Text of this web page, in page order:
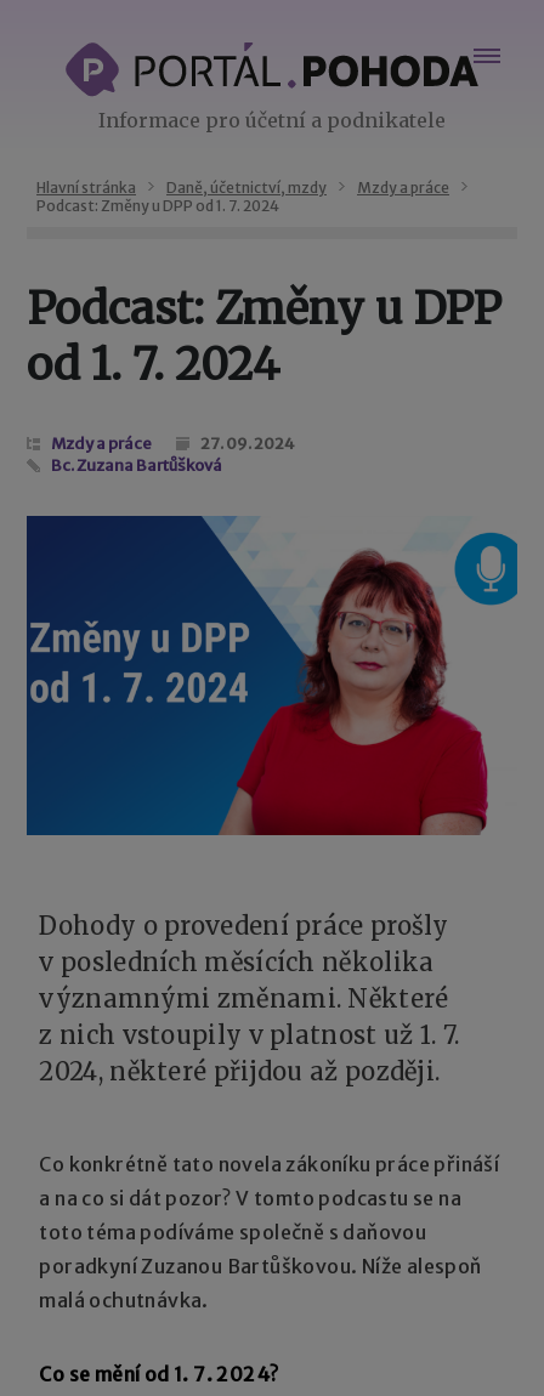
Informace pro účetní a podnikatele
Hlavní stránka Daně, účetnictví, mzdy
Mzdy a práce
Podcast: Změny u DPP od 1. 7. 2024
Podcast: Změny u DPP
od 1. 7. 2024
Mzdy a práce
27. 09. 2024
Bc. Zuzana Bartůšková
Dohody o provedení práce prošly
v posledních měsících několika
významnými změnami. Některé
z nich vstoupily v platnost už 1. 7.
2024, některé přijdou až později.
Co konkrétně tato novela zákoníku práce přináší
a na co si dát pozor? V tomto podcastu se na
toto téma podíváme společně s daňovou
poradkyní Zuzanou Bartůškovou. Níže alespoň
malá ochutnávka.
Co se mění od 1. 7. 2024?